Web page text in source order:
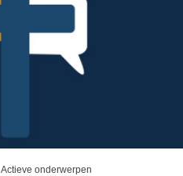
Actieve onderwerpen